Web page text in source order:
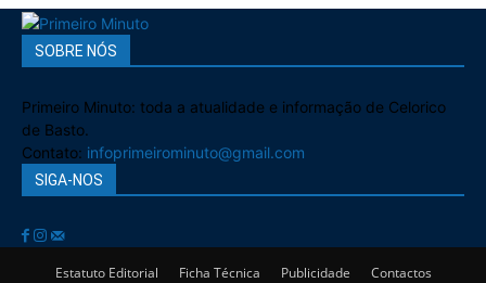
SOBRE NÓS
Primeiro Minuto: toda a atualidade e informação de Celorico
de Basto.
Contato: infoprimeirominuto@gmail.com
SIGA-NOS
Estatuto Editorial Ficha Técnica Publicidade Contactos